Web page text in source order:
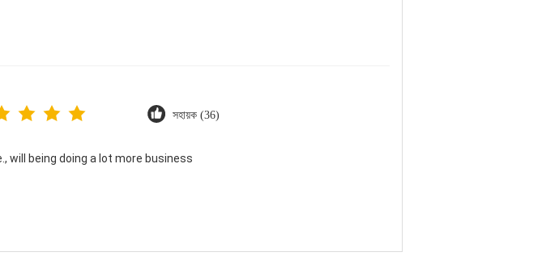
সহায়ক (36)
will being doing a lot more business